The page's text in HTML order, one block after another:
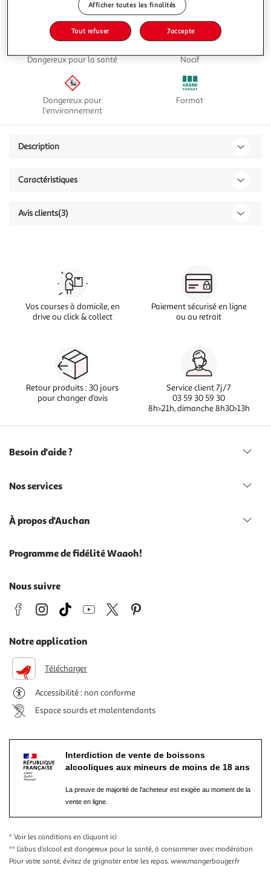
Dangereux pour la santé Nocif
Dangereux pour
l'environnement
Format
Description
Caractéristiques
Avis clients(3)
Vos courses à domicile, en
drive ou click & collect
Paiement sécurisé en ligne
ou au retrait
Retour produits : 30 jours
pour changer d’avis
Service client 7j/7
03 59 30 59 30
8h>21h, dimanche 8h30>13h
Besoin d'aide ?
Nos services
À propos d'Auchan
Programme de fidélité Waaoh!
Nous suivre
Notre application
Télécharger
Accessibilité : non conforme
Espace sourds et malentendants
Interdiction de vente de boissons
alcooliques aux mineurs de moins de 18 ans
La preuve de majorité de l'acheteur est exigée au moment de la
vente en ligne.
* Voir les conditions en cliquant ici
** L’abus d’alcool est dangereux pour la santé, à consommer avec modération
Pour votre santé, évitez de grignoter entre les repas. www.mangerbouger.fr
Afficher toutes les finalités
Tout refuser J'accepte